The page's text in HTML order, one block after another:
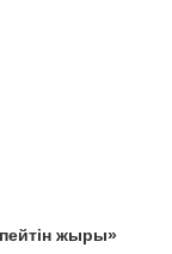
жыры»